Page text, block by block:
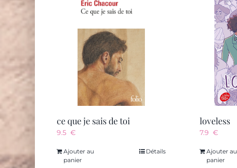
ce que je sais de toi
9.5 €
Ajouter au
panier
Détails
loveless
7.9 €
Ajouter au
panier